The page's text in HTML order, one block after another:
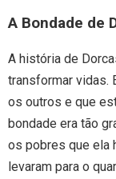
A Bondade de
A história de
transformar vidas.
os outros e que
bondade era tão
os pobres que ela
levaram para o